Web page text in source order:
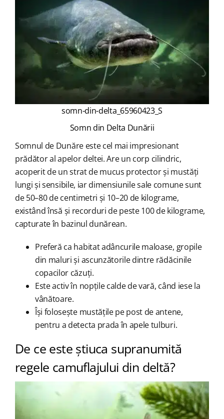
somn-din-delta_65960423_S
Somn din Delta Dunării
Somnul de Dunăre este cel mai impresionant
prădător al apelor deltei. Are un corp cilindric,
acoperit de un strat de mucus protector și mustăți
lungi și sensibile, iar dimensiunile sale comune sunt
de 50–80 de centimetri și 10–20 de kilograme,
existând însă și recorduri de peste 100 de kilograme,
capturate în bazinul dunărean.
Preferă ca habitat adâncurile maloase, gropile
din maluri și ascunzătorile dintre rădăcinile
copacilor căzuți.
Este activ în nopțile calde de vară, când iese la
vânătoare.
Își folosește mustățile pe post de antene,
pentru a detecta prada în apele tulburi.
De ce este știuca supranumită
regele camuflajului din deltă?